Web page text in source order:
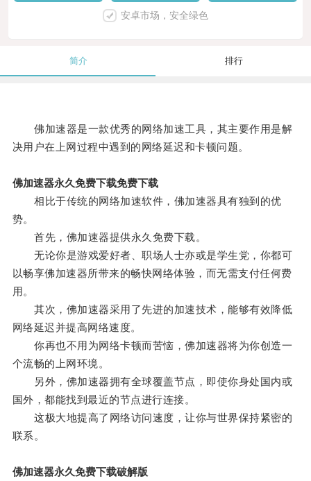
安卓市场，安全绿色
简介 排行
佛加速器是一款优秀的网络加速工具，其主要作用是解
决用户在上网过程中遇到的网络延迟和卡顿问题。
佛加速器永久免费下载免费下载
相比于传统的网络加速软件，佛加速器具有独到的优
势。
首先，佛加速器提供永久免费下载。
无论你是游戏爱好者、职场人士亦或是学生党，你都可
以畅享佛加速器所带来的畅快网络体验，而无需支付任何费
用。
其次，佛加速器采用了先进的加速技术，能够有效降低
网络延迟并提高网络速度。
你再也不用为网络卡顿而苦恼，佛加速器将为你创造一
个流畅的上网环境。
另外，佛加速器拥有全球覆盖节点，即使你身处国内或
国外，都能找到最近的节点进行连接。
这极大地提高了网络访问速度，让你与世界保持紧密的
联系。
佛加速器永久免费下载破解版